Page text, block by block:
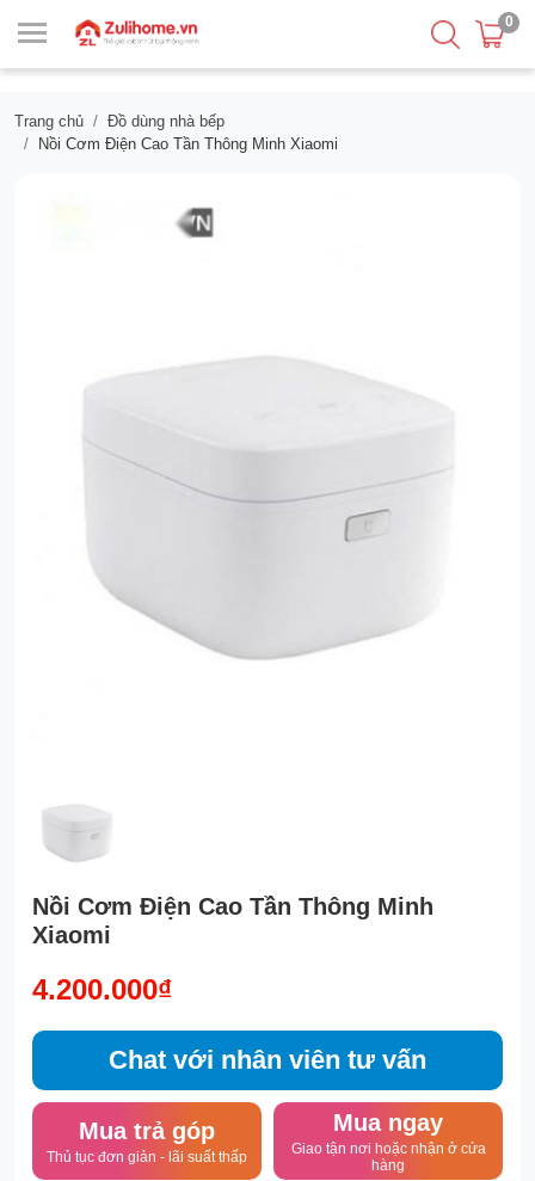
0
Trang chủ
Đồ dùng nhà bếp
Nồi Cơm Điện Cao Tần Thông Minh Xiaomi
Nồi Cơm Điện Cao Tần Thông Minh
Xiaomi
4.200.000₫
Chat với nhân viên tư vấn
Mua trả góp
Thủ tục đơn giản - lãi suất thấp
Mua ngay
Giao tận nơi hoặc nhận ở cửa
hàng